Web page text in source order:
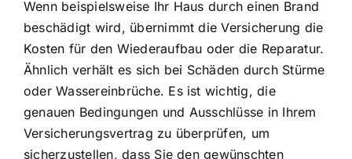
Wenn beispielsweise Ihr Haus durch einen Brand
beschädigt wird, übernimmt die Versicherung die
Kosten für den Wiederaufbau oder die Reparatur.
Ähnlich verhält es sich bei Schäden durch Stürme
oder Wassereinbrüche. Es ist wichtig, die
genauen Bedingungen und Ausschlüsse in Ihrem
Versicherungsvertrag zu überprüfen, um
sicherzustellen, dass Sie den gewünschten